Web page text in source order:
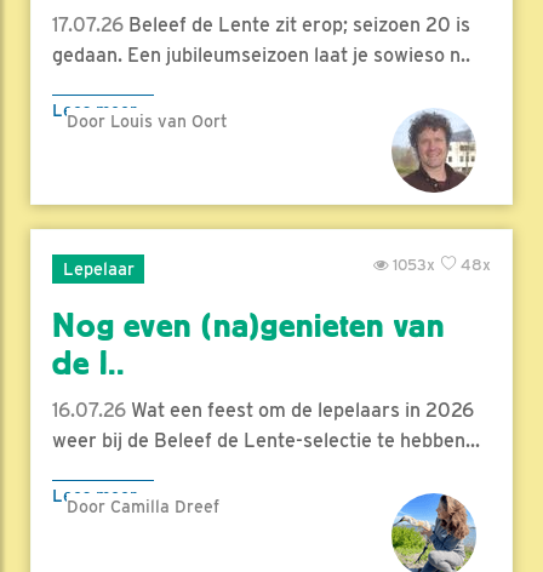
17.07.26 Beleef de Lente zit erop; seizoen 20 is
gedaan. Een jubileumseizoen laat je sowieso n..
Lees meer
Door Louis van Oort
Lepelaar 48x
1053x
Nog even (na)genieten van
de l..
16.07.26 Wat een feest om de lepelaars in 2026
weer bij de Beleef de Lente-selectie te hebben...
Lees meer
Door Camilla Dreef